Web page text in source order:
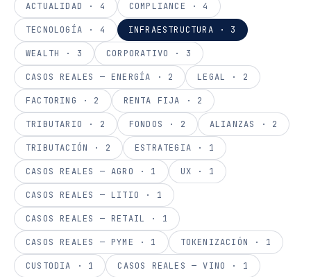
ACTUALIDAD · 4 COMPLIANCE · 4
TECNOLOGÍA · 4 INFRAESTRUCTURA · 3
WEALTH · 3 CORPORATIVO · 3
CASOS REALES — ENERGÍA · 2 LEGAL · 2
FACTORING · 2 RENTA FIJA · 2
TRIBUTARIO · 2 FONDOS · 2 ALIANZAS · 2
TRIBUTACIÓN · 2 ESTRATEGIA · 1
CASOS REALES — AGRO · 1 UX · 1
CASOS REALES — LITIO · 1
CASOS REALES — RETAIL · 1
CASOS REALES — PYME · 1 TOKENIZACIÓN · 1
CUSTODIA · 1 CASOS REALES — VINO · 1